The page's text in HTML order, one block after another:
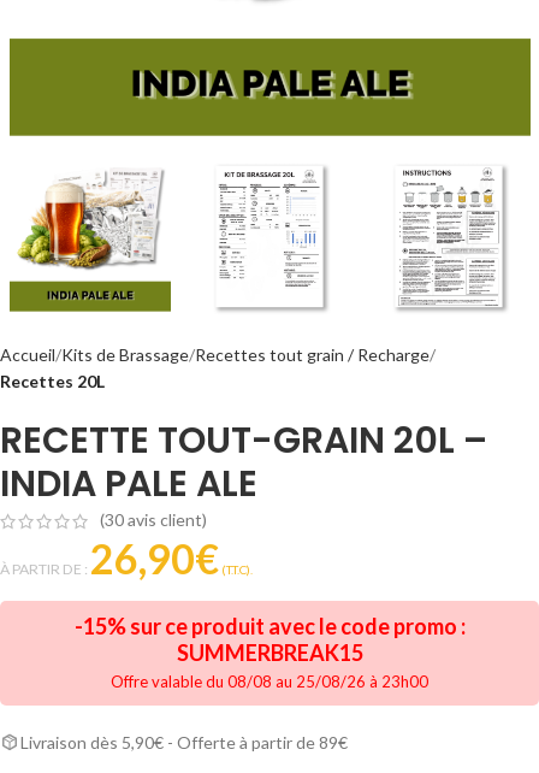
Accueil Kits de Brassage Recettes tout grain / Recharge
Recettes 20L
RECETTE TOUT-GRAIN 20L –
INDIA PALE ALE
(30avis client)
À PARTIR DE : 26,90€ (T.T.C).
-15% sur ce produit avec le code promo :
SUMMERBREAK15
Offre valable du 08/08 au 25/08/26 à 23h00
Livraison dès 5,90€ - Offerte à partir de 89€